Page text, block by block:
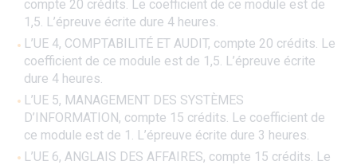
compte 20 crédits. Le coefficient de ce module est de
1,5. L’épreuve écrite dure 4 heures.
L’UE 4, COMPTABILITÉ ET AUDIT, compte 20 crédits. Le
coefficient de ce module est de 1,5. L’épreuve écrite
dure 4 heures.
L’UE 5, MANAGEMENT DES SYSTÈMES
D’INFORMATION, compte 15 crédits. Le coefficient de
ce module est de 1. L’épreuve écrite dure 3 heures.
L’UE 6, ANGLAIS DES AFFAIRES, compte 15 crédits. Le